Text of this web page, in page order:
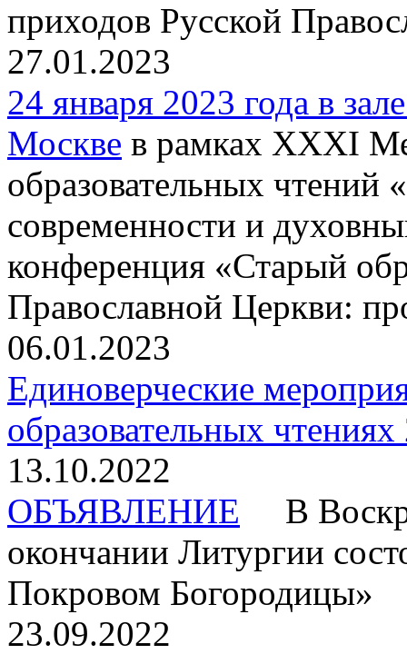
приходов Русской
27.01.2023
24 января 2023 года в
Москве в рамках XXXI
образовательных чтений
современности и
конференция «Старый
Православной Церкви:
06.01.2023
Единоверческие
образовательных чтениях
13.10.2022
ОБЪЯВЛЕНИЕ В
окончании Литургии
Покровом Богородицы»
23.09.2022